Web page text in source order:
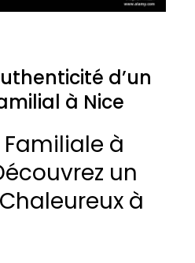
d’un
à Nice
à
un
à